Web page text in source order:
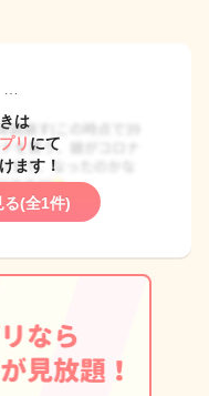
は
リ にて
ます！
る(全1件)